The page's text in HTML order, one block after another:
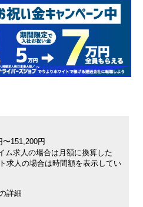
〜151,200円
ム求人の場合は月額に換算した
求人の場合は時間額を表示してい
詳細